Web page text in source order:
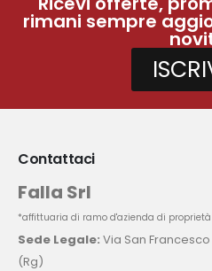
rimani sempre
Contattaci
Falla Srl
*affittuaria di ramo d'azienda di
Sede Legale: Via San Francesco
(Rg)